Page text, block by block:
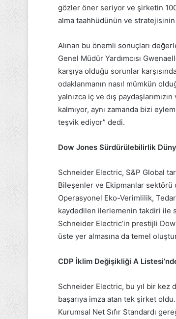
gözler öner seriyor ve şirketin
alma taahhüdünün ve stratejisinin
Alınan bu önemli sonuçları
Genel Müdür Yardımcısı
karşıya olduğu sorunlar
odaklanmanın nasıl mümkün
yalnızca iç ve dış
kalmıyor, aynı zamanda bizi
teşvik ediyor” dedi.
Dow Jones Sürdürülebilirlik
Schneider Electric, S&P Global
Bileşenler ve Ekipmanlar sektörü
Operasyonel Eko-Verimlilik,
kaydedilen ilerlemenin takdiri ile
Schneider Electric’in prestijli
üste yer almasına da temel
CDP İklim Değişikliği A
Schneider Electric, bu yıl bir kez
başarıya imza atan tek şirket
Kurumsal Net Sıfır Standardı